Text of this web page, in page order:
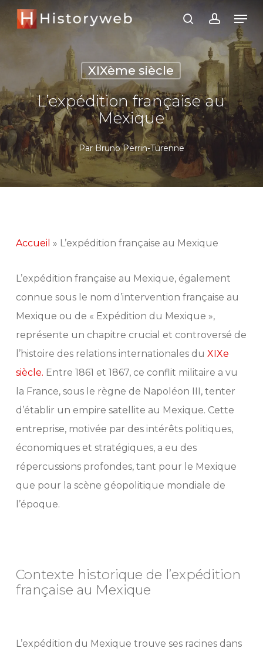
Skip
searchaccount
XIXème siècle
L’expédition française au
Mexique
Par Bruno Perrin-Turenne
Accueil » L’expédition française au Mexique
L’expédition française au Mexique, également
connue sous le nom d’intervention française au
Mexique ou de « Expédition du Mexique »,
représente un chapitre crucial et controversé de
l’histoire des relations internationales du XIXe
siècle. Entre 1861 et 1867, ce conflit militaire a vu
la France, sous le règne de Napoléon III, tenter
d’établir un empire satellite au Mexique. Cette
entreprise, motivée par des intérêts politiques,
économiques et stratégiques, a eu des
répercussions profondes, tant pour le Mexique
que pour la scène géopolitique mondiale de
l’époque.
Contexte historique de l’expédition
française au Mexique
L’expédition du Mexique trouve ses racines dans
Close
Menu